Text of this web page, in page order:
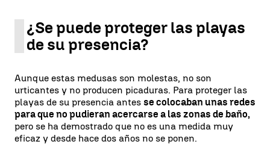
¿Se puede proteger las playas
de su presencia?
Aunque estas medusas son molestas, no son
urticantes y no producen picaduras. Para proteger las
playas de su presencia antes se colocaban unas redes
para que no pudieran acercarse a las zonas de baño,
pero se ha demostrado que no es una medida muy
eficaz y desde hace dos años no se ponen.